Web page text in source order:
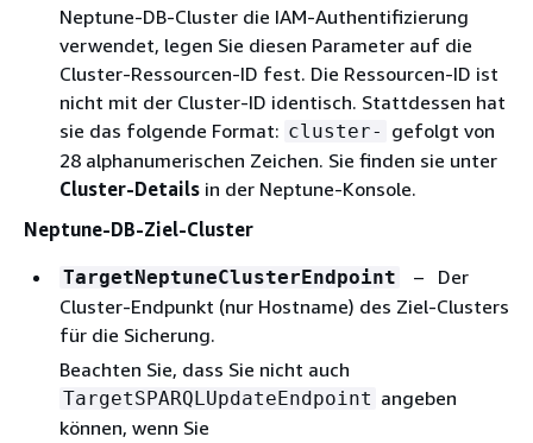
Neptune-DB-Cluster die IAM-Authentifizierung
verwendet, legen Sie diesen Parameter auf die
Cluster-Ressourcen-ID fest. Die Ressourcen-ID ist
nicht mit der Cluster-ID identisch. Stattdessen hat
sie das folgende Format: cluster- gefolgt von
28 alphanumerischen Zeichen. Sie finden sie unter
Cluster-Details in der Neptune-Konsole.
Neptune-DB-Ziel-Cluster
TargetNeptuneClusterEndpoint
– Der
Cluster-Endpunkt (nur Hostname) des Ziel-Clusters
für die Sicherung.
Beachten Sie, dass Sie nicht auch
TargetSPARQLUpdateEndpoint angeben
können, wenn Sie